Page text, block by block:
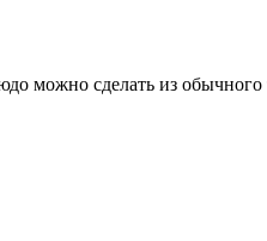
можно сделать из обычного